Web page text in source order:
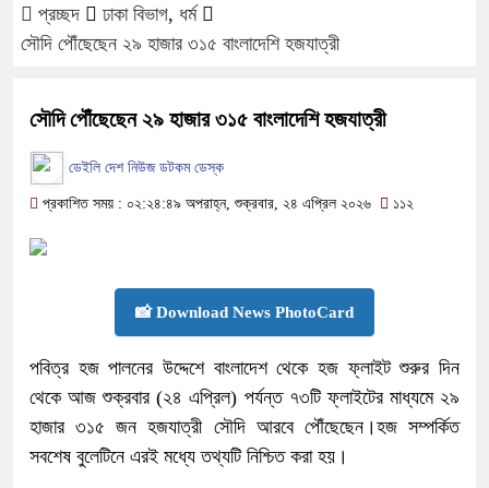
প্রচ্ছদ ঢাকা বিভাগ, ধর্ম
সৌদি পৌঁছেছেন ২৯ হাজার ৩১৫ বাংলাদেশি হজযাত্রী
সৌদি পৌঁছেছেন ২৯ হাজার ৩১৫ বাংলাদেশি হজযাত্রী
ডেইলি দেশ নিউজ ডটকম ডেস্ক
প্রকাশিত সময় : ০২:২৪:৪৯ অপরাহ্ন, শুক্রবার, ২৪ এপ্রিল ২০২৬ ১১২
📸 Download News PhotoCard
পবিত্র হজ পালনের উদ্দেশে বাংলাদেশ থেকে হজ ফ্লাইট শুরুর দিন
থেকে আজ শুক্রবার (২৪ এপ্রিল) পর্যন্ত ৭৩টি ফ্লাইটের মাধ্যমে ২৯
হাজার ৩১৫ জন হজযাত্রী সৌদি আরবে পৌঁছেছেন।হজ সম্পর্কিত
সবশেষ বুলেটিনে এরই মধ্যে তথ্যটি নিশ্চিত করা হয়।